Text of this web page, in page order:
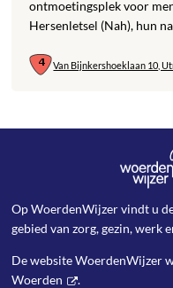
ontmoetingsplek voor
Hersenletsel (Nah), hun
Van Bijnkershoeklaan 10,
Op WoerdenWijzer vindt u
gebied van zorg, gezin, werk
De website WoerdenWijzer
Woerden
.